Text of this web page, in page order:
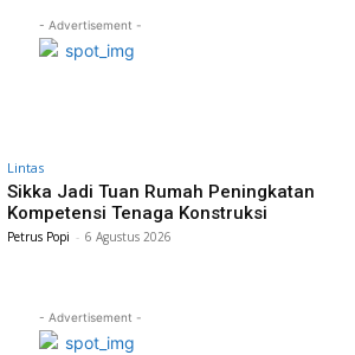
- Advertisement -
Lintas
Sikka Jadi Tuan Rumah Peningkatan
Kompetensi Tenaga Konstruksi
Petrus Popi - 6 Agustus 2026
- Advertisement -